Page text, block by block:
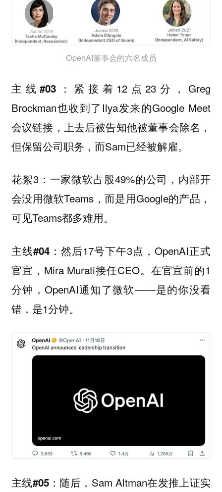
OpenAI董事会的六名成员
主线#03： 紧接着12点23分，Greg
Brockman也收到了Ilya发来的Google Meet
会议链接，上去后被告知他被董事会除名，
但保留公司职务，而Sam已经被解雇。
花絮3：一家微软占股49%的公司，内部开
会没用微软Teams，而是用Google的产品，
可见Teams都多难用。
主线#04： 然后17号下午3点，OpenAI正式
官宣，Mira Murati接任CEO。在官宣前的1
分钟，OpenAI通知了微软——是的你没看
错，是1分钟。
主线#05： 随后，Sam Altman在发推上证实